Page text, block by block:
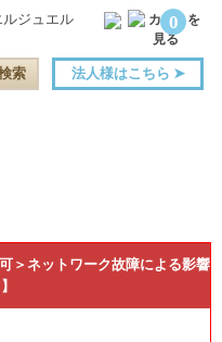
0
法人様はこちら ➤
＞ネットワーク故障による影響